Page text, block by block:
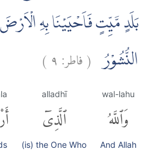
بَلَدٍ مَّيِّتٍ فَاَحْيَيْنَا بِهِ
النُّشُوْرُ (فاطر:٩)
wal-lahu
وَٱللَّهُ
And Allah
alladhī
ٱلَّذِىٓ
(is) the One Who